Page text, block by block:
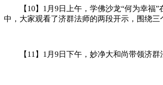
【10】1月9日上午，学佛沙龙“何为幸福”
中，大家观看了济群法师的两段开示，围绕
【11】1月9日下午，妙净大和尚带领济群